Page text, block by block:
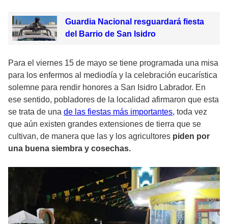
Guardia Nacional resguardará fiesta
del Barrio de San Isidro
Para el viernes 15 de mayo se tiene programada una misa
para los enfermos al mediodía y la celebración eucarística
solemne para rendir honores a San Isidro Labrador. En
ese sentido, pobladores de la localidad afirmaron que esta
se trata de una de las fiestas más importantes, toda vez
que aún existen grandes extensiones de tierra que se
cultivan, de manera que las y los agricultores piden por
una buena siembra y cosechas.